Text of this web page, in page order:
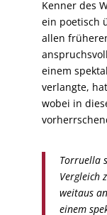
Kenner des
ein poetisch
allen
einem
verlangte,
wobei in
Torruella
Vergleich
weitaus
einem